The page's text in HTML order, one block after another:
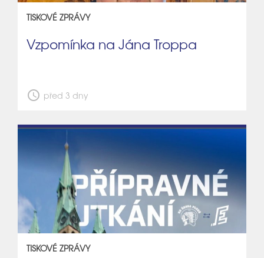
TISKOVÉ ZPRÁVY
Vzpomínka na Jána Troppa
schedule před 3 dny
TISKOVÉ ZPRÁVY